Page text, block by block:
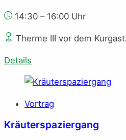
14:30 – 16:00 Uhr
Therme III vor dem
Details
Vortrag
Kräuterspaziergang